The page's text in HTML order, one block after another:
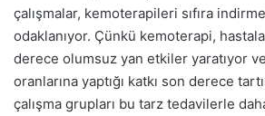
çalışmalar, kemoterapileri sıfıra
odaklanıyor. Çünkü kemoterapi,
derece olumsuz yan etkiler yaratıyor
oranlarına yaptığı katkı son derece
çalışma grupları bu tarz tedavilerle